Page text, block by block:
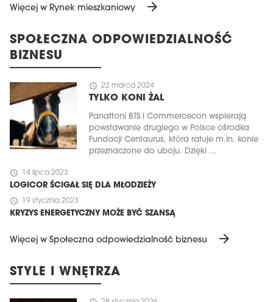
Więcej w Rynek mieszkaniowy arrow_forward
SPOŁECZNA ODPOWIEDZIALNOŚĆ
BIZNESU
schedule 22 marca 2024
TYLKO KONI ŻAL
Panattoni BTS i Commercecon wspierają
powstawanie drugiego w Polsce ośrodka
Fundacji Centaurus, która ratuje m.in. konie
przeznaczone do uboju. Dzięki ...
schedule 14 lipca 2023
LOGICOR ŚCIGAŁ SIĘ DLA MŁODZIEŻY
schedule 19 stycznia 2023
KRYZYS ENERGETYCZNY MOŻE BYĆ SZANSĄ
Więcej w Społeczna odpowiedzialność biznesu arrow_forward
STYLE I WNĘTRZA